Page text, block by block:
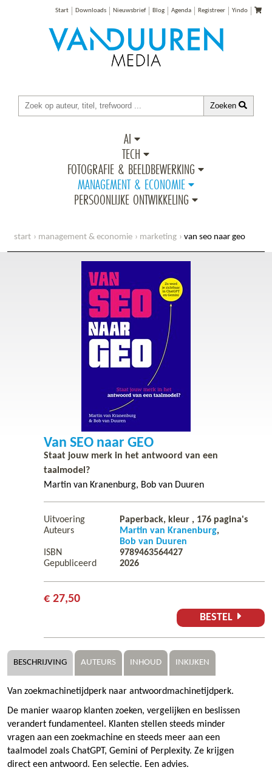
Start Downloads Nieuwsbrief Blog Agenda Registreer Yindo
Zoeken
AI
TECH
FOTOGRAFIE & BEELDBEWERKING
MANAGEMENT & ECONOMIE
PERSOONLIJKE ONTWIKKELING
start management & economie marketing van seo naar geo
Van SEO naar GEO
Staat jouw merk in het antwoord van een
taalmodel?
Martin van Kranenburg
Bob van Duuren
Uitvoering Paperback, kleur , 176 pagina's
Auteurs
Martin van Kranenburg
Bob van Duuren
ISBN
9789463564427
Gepubliceerd
2026
€ 27,50
BESTEL
BESCHRIJVING AUTEURS INHOUD INKIJKEN
Van zoekmachinetijdperk naar antwoordmachinetijdperk.
De manier waarop klanten zoeken, vergelijken en beslissen
verandert fundamenteel. Klanten stellen steeds minder
vragen aan een zoekmachine en steeds meer aan een
taalmodel zoals ChatGPT, Gemini of Perplexity. Ze krijgen
direct een antwoord. Een selectie. Een advies.